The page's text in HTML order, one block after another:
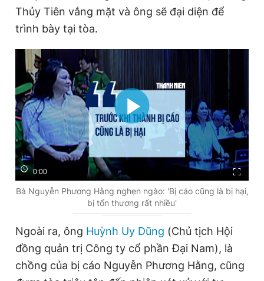
Thủy Tiên vắng mặt và ông sẽ đại diện để
trình bày tại tòa.
0:00
Bà Nguyễn Phương Hằng nghẹn ngào: 'Bị cáo cũng là bị hại,
bị tổn thương rất nhiều'
Ngoài ra, ông Huỳnh Uy Dũng (Chủ tịch Hội
đồng quản trị Công ty cổ phần Đại Nam), là
chồng của bị cáo Nguyễn Phương Hằng, cũng